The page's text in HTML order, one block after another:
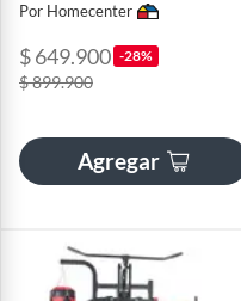
Por Homecenter
$ 649.900 -28%
$ 899.900
Agregar